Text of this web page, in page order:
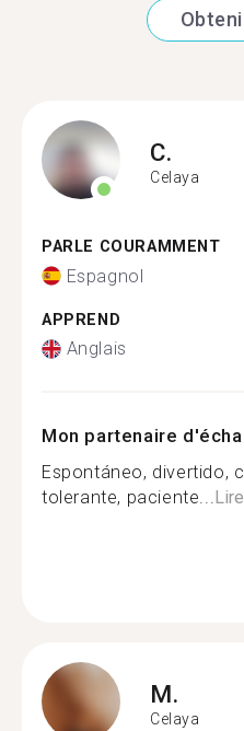
C.
Celaya
PARLE COURAMMENT
Espagnol
APPREND
Anglais
Mon partenaire
Espontáneo, divertido,
tolerante, paciente...
M.
Celaya